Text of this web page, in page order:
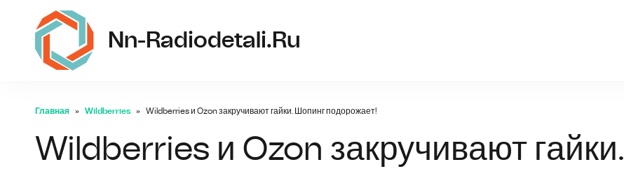
Nn-Radiodetali.ru
Главная Wildberries Wildberries и Ozon закручивают гайки. Шопинг подорожает!
Wildberries и Ozon закручивают гайки.